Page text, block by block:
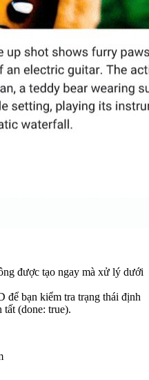
được tạo ngay mà xử lý dưới
để bạn kiểm tra trạng thái định
tất (done: true).